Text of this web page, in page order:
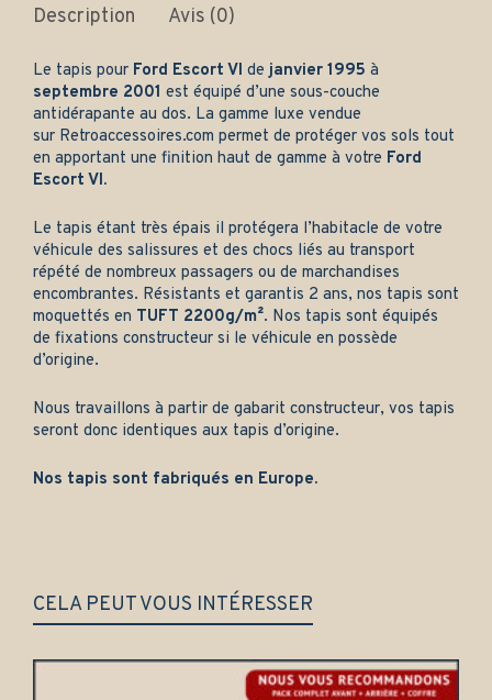
Description Avis (0)
Le tapis pour Ford Escort VI de janvier 1995 à
septembre 2001 est équipé d’une sous-couche
antidérapante au dos. La gamme luxe vendue
sur Retroaccessoires.com permet de protéger vos sols tout
en apportant une finition haut de gamme à votre Ford
Escort VI.
Le tapis étant très épais il protégera l’habitacle de votre
véhicule des salissures et des chocs liés au transport
répété de nombreux passagers ou de marchandises
encombrantes. Résistants et garantis 2 ans, nos tapis sont
moquettés en TUFT 2200g/m². Nos tapis sont équipés
de fixations constructeur si le véhicule en possède
d’origine.
Nous travaillons à partir de gabarit constructeur, vos tapis
seront donc identiques aux tapis d’origine.
Nos tapis sont fabriqués en Europe.
CELA PEUT VOUS INTÉRESSER